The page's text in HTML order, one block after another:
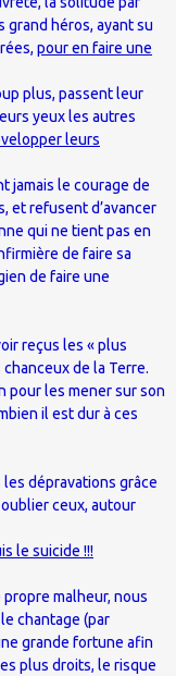
grand héros, ayant su
pour en faire une
plus, passent leur
yeux les autres
leurs
jamais le courage de
et refusent d’avancer
qui ne tient pas en
de faire sa
de faire une
reçus les « plus
de la Terre.
pour les mener sur son
il est dur à ces
dépravations grâce
oublier ceux, autour
le suicide !!!
malheur, nous
chantage (par
grande fortune afin
plus droits, le risque